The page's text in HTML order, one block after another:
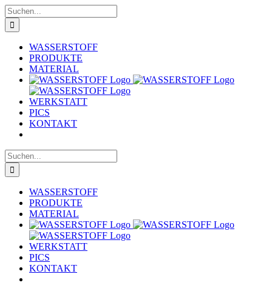
Zum
Inhalt
springen
Suche
nach:
WASSERSTOFF
PRODUKTE
MATERIAL
WERKSTATT
PICS
KONTAKT
Suche
nach:
WASSERSTOFF
PRODUKTE
MATERIAL
WERKSTATT
PICS
KONTAKT